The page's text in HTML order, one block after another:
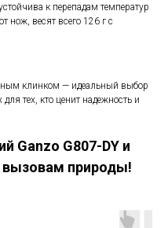
к перепадам температур
нож, весят всего 126 г с
клинком — идеальный выбор
тех, кто ценит надежность и
Ganzo G807-DY и
природы!